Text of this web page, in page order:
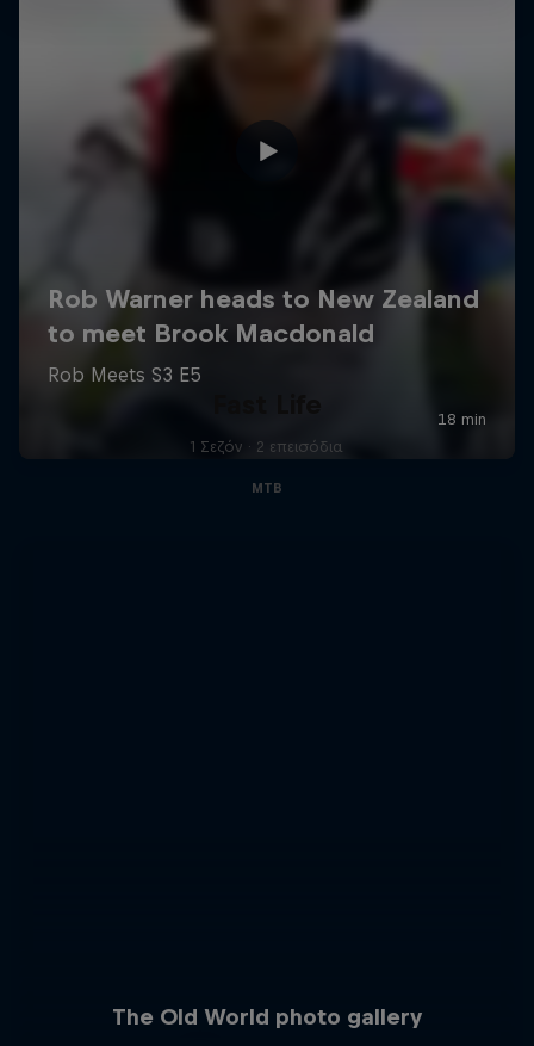
1 Σεζόν · 2 επεισόδια
MTB
The Old World photo gallery